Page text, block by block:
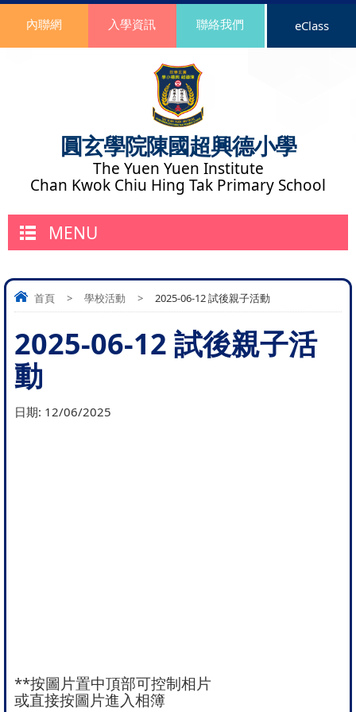
圓玄學院陳國超興德小學
The Yuen Yuen Institute
Chan Kwok Chiu Hing Tak Primary School
內聯網 入學資訊 聯絡我們 eClass
MENU
首頁 > 學校活動 > 2025-06-12 試後親子活動
2025-06-12 試後親子活
動
日期: 12/06/2025
**按圖片置中頂部可控制相片
或直接按圖片進入相簿